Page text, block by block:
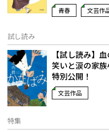
青春 文芸作
試し読み
【試し読み】
笑いと涙の家族
特別公開！
文芸作品
特集